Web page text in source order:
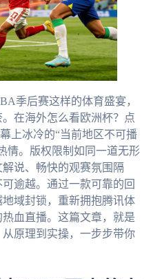
季后赛这样的体育盛宴，
在海外怎么看欧洲杯？点
上冰冷的“当前地区不可播
情。版权限制如同一道无形
说、畅快的观赛氛围隔
逾越。通过一款可靠的回
域封锁，重新拥抱腾讯体
血直播。这篇文章，就是
原理到实操，一步步带你